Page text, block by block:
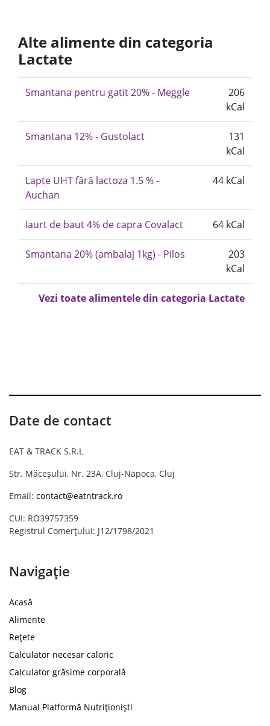
Alte alimente din categoria
Lactate
Smantana pentru gatit 20% - Meggle
206
kCal
Smantana 12% - Gustolact
131
kCal
Lapte UHT fără lactoza 1.5 % -
Auchan
44 kCal
Iaurt de baut 4% de capra Covalact 64 kCal
Smantana 20% (ambalaj 1kg) - Pilos
203
kCal
Vezi toate alimentele din categoria Lactate
Date de contact
EAT & TRACK S.R.L
Str. Măceșului, Nr. 23A, Cluj-Napoca, Cluj
Email: contact@eatntrack.ro
CUI: RO39757359
Registrul Comerțului: J12/1798/2021
Navigație
Acasă
Alimente
Rețete
Calculator necesar caloric
Calculator grăsime corporală
Blog
Manual Platformă Nutriționiști